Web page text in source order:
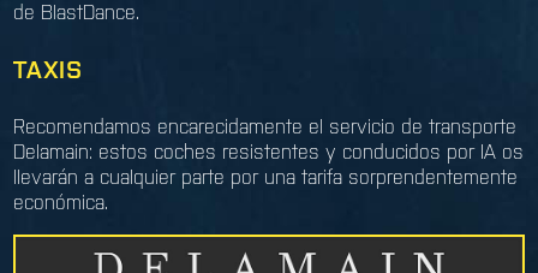
de BlastDance.
TAXIS
Recomendamos encarecidamente el servicio de transporte
Delamain: estos coches resistentes y conducidos por IA os
llevarán a cualquier parte por una tarifa sorprendentemente
económica.